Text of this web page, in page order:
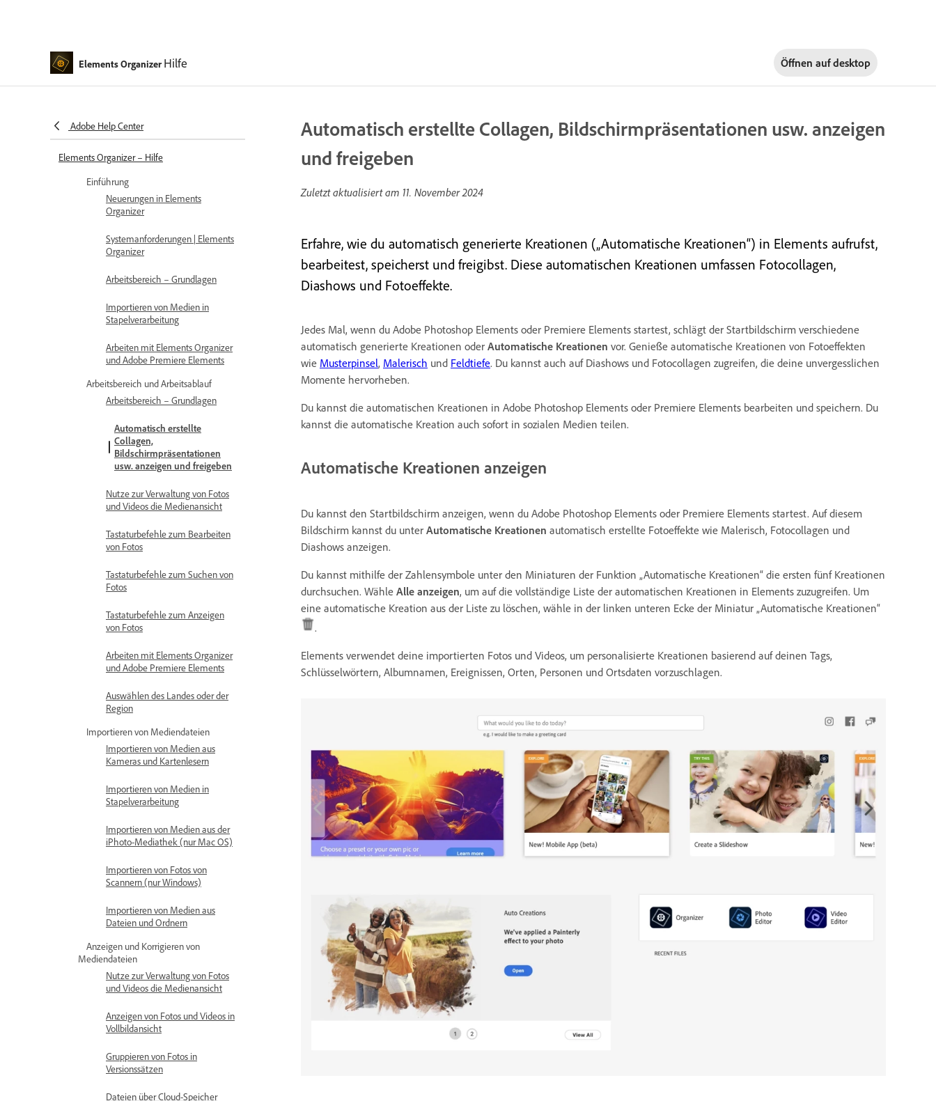
Elements Organizer Hilfe Öffnen aufdesktop
Adobe Help Center
Elements Organizer – Hilfe
Einführung
Neuerungen in Elements
Organizer
Systemanforderungen | Elements
Organizer
Arbeitsbereich – Grundlagen
Importieren von Medien in
Stapelverarbeitung
Arbeiten mit Elements Organizer
und Adobe Premiere Elements
Arbeitsbereich und Arbeitsablauf
Arbeitsbereich – Grundlagen
Automatisch erstellte
Collagen,
Bildschirmpräsentationen
usw. anzeigen und freigeben
Nutze zur Verwaltung von Fotos
und Videos die Medienansicht
Tastaturbefehle zum Bearbeiten
von Fotos
Tastaturbefehle zum Suchen von
Fotos
Tastaturbefehle zum Anzeigen
von Fotos
Arbeiten mit Elements Organizer
und Adobe Premiere Elements
Auswählen des Landes oder der
Region
Importieren von Mediendateien
Importieren von Medien aus
Kameras und Kartenlesern
Importieren von Medien in
Stapelverarbeitung
Importieren von Medien aus der
iPhoto-Mediathek (nur Mac OS)
Importieren von Fotos von
Scannern (nur Windows)
Importieren von Medien aus
Dateien und Ordnern
Anzeigen und Korrigieren von
Mediendateien
Nutze zur Verwaltung von Fotos
und Videos die Medienansicht
Anzeigen von Fotos und Videos in
Vollbildansicht
Gruppieren von Fotos in
Versionssätzen
Dateien über Cloud-Speicher
Automatisch erstellte Collagen, Bildschirmpräsentationen usw. anzeigen
und freigeben
Zuletzt aktualisiert am 11. November 2024
Erfahre, wie du automatisch generierte Kreationen („Automatische Kreationen“) in Elements aufrufst,
bearbeitest, speicherst und freigibst. Diese automatischen Kreationen umfassen Fotocollagen,
Diashows und Fotoeffekte.
Jedes Mal, wenn du Adobe Photoshop Elements oder Premiere Elements startest, schlägt der Startbildschirm verschiedene
automatisch generierte Kreationen oder Automatische Kreationen vor. Genieße automatische Kreationen von Fotoeffekten
wie Musterpinsel, Malerisch und Feldtiefe. Du kannst auch auf Diashows und Fotocollagen zugreifen, die deine unvergesslichen
Momente hervorheben.
Du kannst die automatischen Kreationen in Adobe Photoshop Elements oder Premiere Elements bearbeiten und speichern. Du
kannst die automatische Kreation auch sofort in sozialen Medien teilen.
Automatische Kreationen anzeigen
Du kannst den Startbildschirm anzeigen, wenn du Adobe Photoshop Elements oder Premiere Elements startest. Auf diesem
Bildschirm kannst du unter Automatische Kreationen automatisch erstellte Fotoeffekte wie Malerisch, Fotocollagen und
Diashows anzeigen.
Du kannst mithilfe der Zahlensymbole unter den Miniaturen der Funktion „Automatische Kreationen“ die ersten fünf Kreationen
durchsuchen. Wähle Alle anzeigen, um auf die vollständige Liste der automatischen Kreationen in Elements zuzugreifen. Um
eine automatische Kreation aus der Liste zu löschen, wähle in der linken unteren Ecke der Miniatur „Automatische Kreationen“
.
Elements verwendet deine importierten Fotos und Videos, um personalisierte Kreationen basierend auf deinen Tags,
Schlüsselwörtern, Albumnamen, Ereignissen, Orten, Personen und Ortsdaten vorzuschlagen.